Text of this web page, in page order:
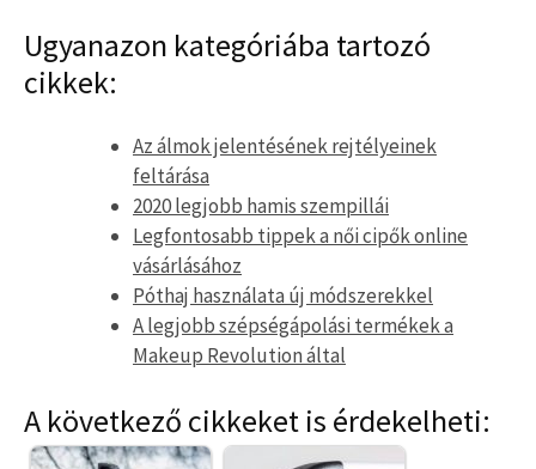
Ugyanazon kategóriába tartozó
cikkek:
Az álmok jelentésének rejtélyeinek
feltárása
2020 legjobb hamis szempillái
Legfontosabb tippek a női cipők online
vásárlásához
Póthaj használata új módszerekkel
A legjobb szépségápolási termékek a
Makeup Revolution által
A következő cikkeket is érdekelheti: